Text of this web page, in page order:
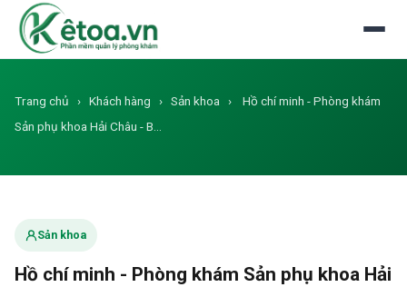
Trang chủ › Khách hàng › Sản khoa ›
Hồ chí minh - Phòng khám
Sản phụ khoa Hải Châu - B…
Sản khoa
Hồ chí minh - Phòng khám Sản phụ khoa Hải